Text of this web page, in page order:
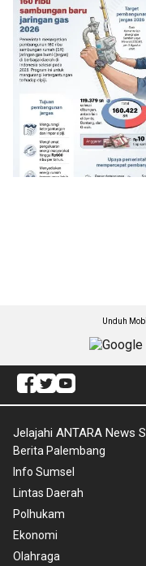
Unduh
Jelajahi ANTARA News
Berita Palembang
Info Sumsel
Lintas Daerah
Polhukam
Ekonomi
Olahraga